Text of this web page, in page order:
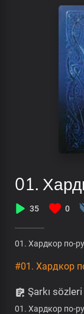
01.
35 0
01. Хардкор по-
#01. Хардкор
Şarkı sözleri
01. Хардкор по-